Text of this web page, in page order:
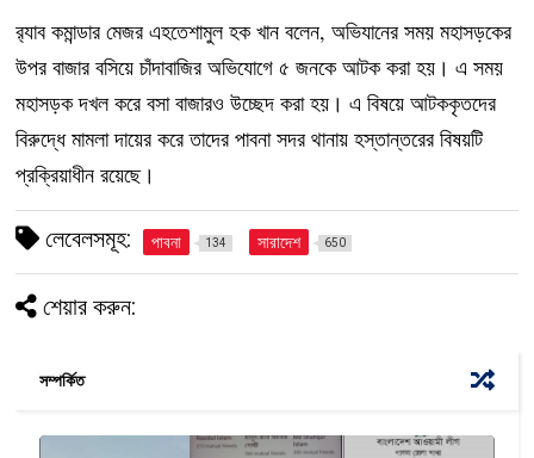
র‍্যাব কমান্ডার মেজর এহতেশামুল হক খান বলেন, অভিযানের সময় মহাসড়কের
উপর বাজার বসিয়ে চাঁদাবাজির অভিযোগে ৫ জনকে আটক করা হয়। এ সময়
মহাসড়ক দখল করে বসা বাজারও উচ্ছেদ করা হয়। এ বিষয়ে আটককৃতদের
বিরুদ্ধে মামলা দায়ের করে তাদের পাবনা সদর থানায় হস্তান্তরের বিষয়টি
প্রক্রিয়াধীন রয়েছে।
লেবেলসমূহ: পাবনা 134 সারাদেশ 650
শেয়ার করুন:
সম্পর্কিত